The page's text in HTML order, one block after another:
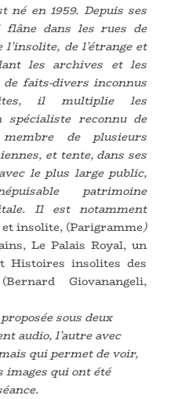
né en 1959. Depuis ses
flâne dans les rues de
de l’étrange et
les archives et les
faits-divers inconnus
il multiplie les
reconnu de
de plusieurs
et tente, dans ses
le plus large public,
patrimoine
Il est notamment
insolite, (Parigramme)
Le Palais Royal, un
Histoires insolites des
(Bernard Giovanangeli,
sous deux
audio, l’autre avec
qui permet de voir,
images qui ont été